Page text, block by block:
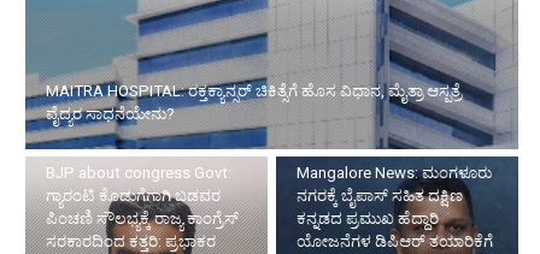
MAITRA HOSPITAL: ರಕ್ತಕ್ಯಾನ್ಸರ್ ಚಿಕಿತ್ಸೆಗೆ ಹೊಸ ವಿಧಾನ, ಮೈತ್ರಾ ಆಸ್ಪತ್ರೆ
ವೈದ್ಯರ ಸಾಧನೆಯೇನು?
BJP about congress Govt:
ಗ್ಯಾರಂಟಿ ಕೊಡುಗೆಗಾಗಿ ಬಡವರ
ಪಿಂಚಣಿ ಸೌಲಭ್ಯಕ್ಕೆ ರಾಜ್ಯ ಕಾಂಗ್ರೆಸ್
ಸರಕಾರದಿಂದ ಕತ್ತರಿ: ಪ್ರಭಾಕರ
Mangalore News: ಮಂಗಳೂರು
ನಗರಕ್ಕೆ ಬೈಪಾಸ್‌ ಸಹಿತ ದಕ್ಷಿಣ
ಕನ್ನಡದ ಪ್ರಮುಖ ಹೆದ್ದಾರಿ
ಯೋಜನೆಗಳ ಡಿಪಿಆರ್ ತಯಾರಿಕೆಗೆ